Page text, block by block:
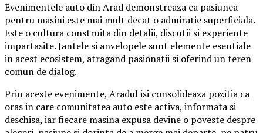
Evenimentele auto din Arad demonstreaza ca pasiunea
pentru masini este mai mult decat o admiratie superficiala.
Este o cultura construita din detalii, discutii si experiente
impartasite. Jantele si anvelopele sunt elemente esentiale
in acest ecosistem, atragand pasionatii si oferind un teren
comun de dialog.
Prin aceste evenimente, Aradul isi consolideaza pozitia ca
oras in care comunitatea auto este activa, informata si
deschisa, iar fiecare masina expusa devine o poveste despre